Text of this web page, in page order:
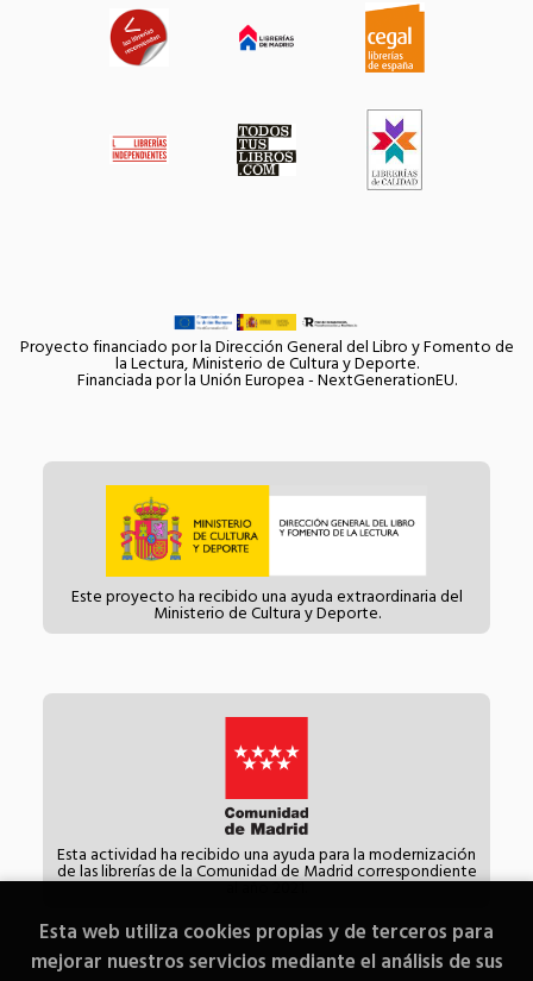
Proyecto financiado por la Dirección General del Libro y Fomento de
la Lectura, Ministerio de Cultura y Deporte.
Financiada por la Unión Europea - NextGenerationEU.
Este proyecto ha recibido una ayuda extraordinaria del
Ministerio de Cultura y Deporte.
Esta actividad ha recibido una ayuda para la modernización
de las librerías de la Comunidad de Madrid correspondiente
al año 2021.
Esta web utiliza cookies propias y de terceros para
mejorar nuestros servicios mediante el análisis de sus